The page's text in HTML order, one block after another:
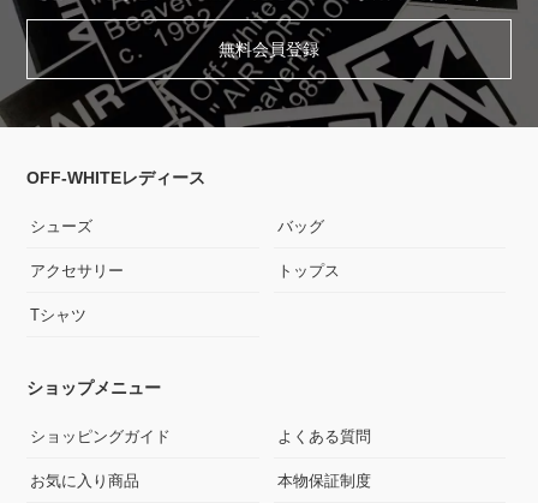
無料会員登録
OFF-WHITEレディース
シューズ バッグ
アクセサリー トップス
Tシャツ
ショップメニュー
ショッピングガイド よくある質問
お気に入り商品 本物保証制度